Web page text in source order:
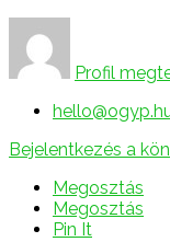
Profil
Bejelentkezés a
Megosztás
Megosztás
Pin It